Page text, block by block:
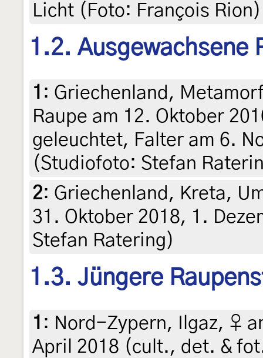
Licht (Foto: François Rion)
1.2. Ausgewachsene
1 : Griechenland,
Raupe am 12. Oktober
geleuchtet, Falter am 6.
(Studiofoto: Stefan
2: Griechenland, Kreta,
31. Oktober 2018, 1.
Stefan Ratering)
1.3. Jüngere
1 : Nord-Zypern, Ilgaz, ♀
April 2018 (cult., det. &